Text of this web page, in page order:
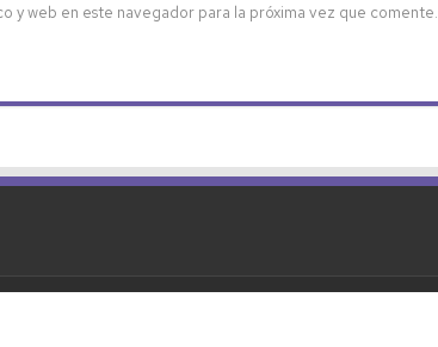
y web en este navegador para la próxima vez que comente.